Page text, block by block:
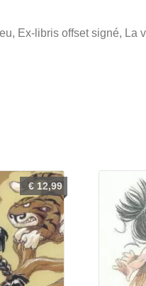
Ex-libris offset signé, La
€12,99